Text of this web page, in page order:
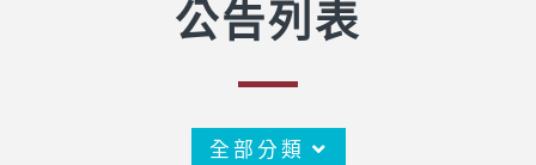
公告列表
全部分類